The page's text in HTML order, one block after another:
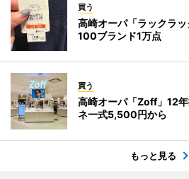
買う
高崎オーパ「ラックラ
100ブランド1万点
買う
高崎オーパ「Zoff」12
ネ一式5,500円から
もっと見る